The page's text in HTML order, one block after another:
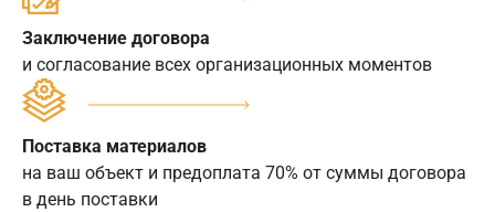
Заключение договора
и согласование всех организационных моментов
Поставка материалов
на ваш объект и предоплата 70% от суммы договора
в день поставки